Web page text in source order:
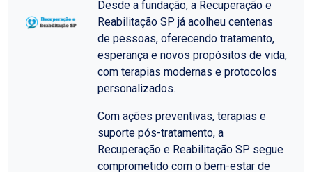
Desde a fundação, a Recuperação e
Reabilitação SP já acolheu centenas
de pessoas, oferecendo tratamento,
esperança e novos propósitos de vida,
com terapias modernas e protocolos
personalizados.
Com ações preventivas, terapias e
suporte pós-tratamento, a
Recuperação e Reabilitação SP segue
comprometido com o bem-estar de